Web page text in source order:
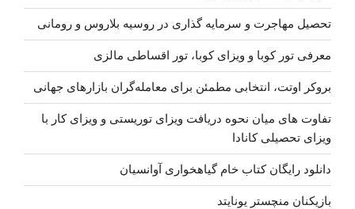
تحصیل مهاجرت و سرمایه گذاری در روسیه بلاروس و رومانی
معرفی تور کوبا و ویزای کوبا، تور اقساطی مالزی
بروکر اوتت، انتخابی مطمئن برای معامله‌گران بازارهای جهانی
تفاوت های میان نحوه دریافت ویزای توریستی و ویزای کار با
ویزای تحصیلی کانادا
دانلود رایگان کتاب خام گیاهخواری آوانسیان
بازیکنان منچستر یونایتد